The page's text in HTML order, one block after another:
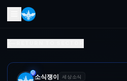
소식쟁이 세상소식